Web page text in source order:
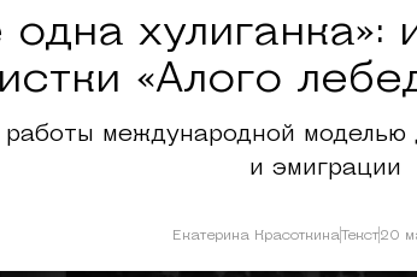
хулиганка»:
«Алого
международной
и эмиграции
Екатерина КрасоткинаТекст20